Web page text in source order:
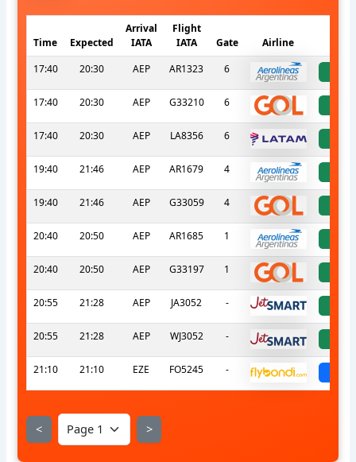
Time Expected
Arrival
IATA
Flight
IATA
Gate Airline
17:40
20:30 AEP AR1323 6
17:40 20:30 AEP G33210 6
17:40 20:30 AEP LA8356 6
19:40 21:46 AEP AR1679 4
19:40 21:46 AEP G33059 4
20:40 20:50 AEP AR1685 1
20:40 20:50 AEP G33197 1
20:55 21:28 AEP JA3052 -
20:55 21:28 AEP WJ3052 -
21:10 21:10 EZE FO5245 -
< >